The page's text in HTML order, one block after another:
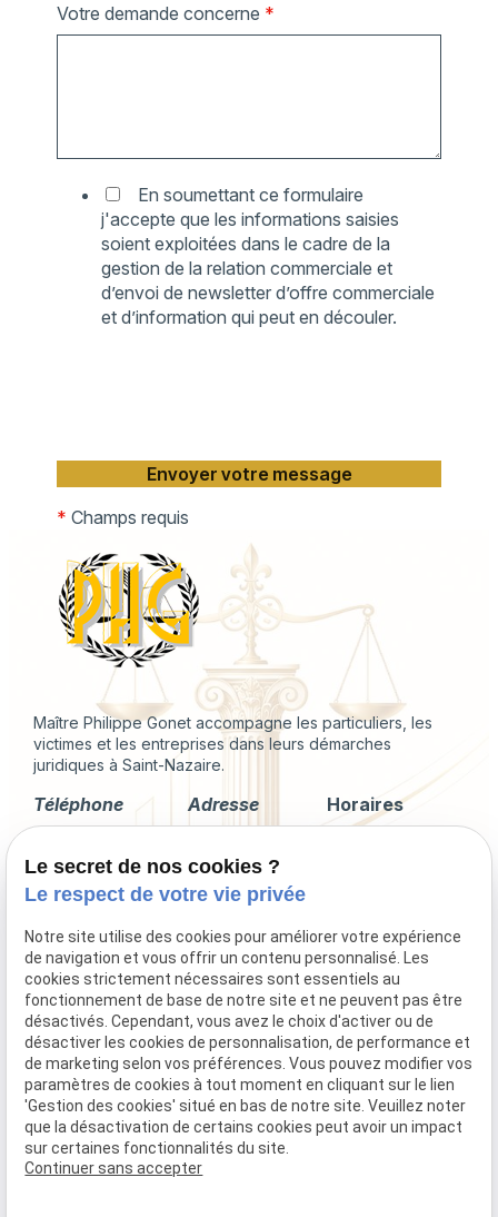
Votre demande concerne *
En soumettant ce formulaire
j'accepte que les informations saisies
soient exploitées dans le cadre de la
gestion de la relation commerciale et
d’envoi de newsletter d’offre commerciale
et d’information qui peut en découler.
* Champs requis
Maître Philippe Gonet accompagne les particuliers, les
victimes et les entreprises dans leurs démarches
juridiques à Saint-Nazaire.
Téléphone
Adresse
Corps de
Garde
Nazaire
Horaires
Droit immobilier
Droit de la famille
Procédures collectives
Indemnisation du préjudice corporel
Mentions légales
Le secret de nos cookies ?
Le respect de votre vie privée
Notre site utilise des cookies pour améliorer votre expérience
de navigation et vous offrir un contenu personnalisé. Les
cookies strictement nécessaires sont essentiels au
fonctionnement de base de notre site et ne peuvent pas être
désactivés. Cependant, vous avez le choix d'activer ou de
désactiver les cookies de personnalisation, de performance et
de marketing selon vos préférences. Vous pouvez modifier vos
paramètres de cookies à tout moment en cliquant sur le lien
'Gestion des cookies' situé en bas de notre site. Veuillez noter
que la désactivation de certains cookies peut avoir un impact
sur certaines fonctionnalités du site.
Continuer sans accepter